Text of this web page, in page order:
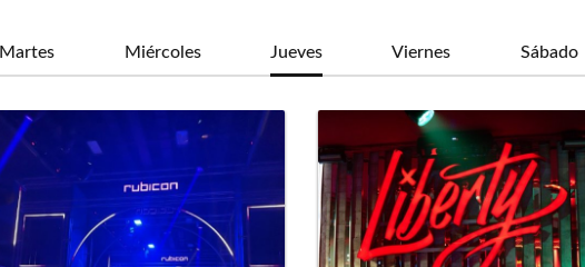
Martes Miércoles Jueves Viernes Sábado